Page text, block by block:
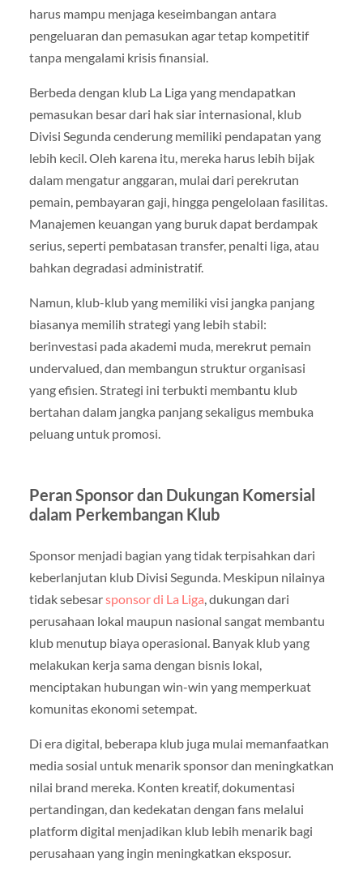
harus mampu menjaga keseimbangan antara
pengeluaran dan pemasukan agar tetap kompetitif
tanpa mengalami krisis finansial.
Berbeda dengan klub La Liga yang mendapatkan
pemasukan besar dari hak siar internasional, klub
Divisi Segunda cenderung memiliki pendapatan yang
lebih kecil. Oleh karena itu, mereka harus lebih bijak
dalam mengatur anggaran, mulai dari perekrutan
pemain, pembayaran gaji, hingga pengelolaan fasilitas.
Manajemen keuangan yang buruk dapat berdampak
serius, seperti pembatasan transfer, penalti liga, atau
bahkan degradasi administratif.
Namun, klub-klub yang memiliki visi jangka panjang
biasanya memilih strategi yang lebih stabil:
berinvestasi pada akademi muda, merekrut pemain
undervalued, dan membangun struktur organisasi
yang efisien. Strategi ini terbukti membantu klub
bertahan dalam jangka panjang sekaligus membuka
peluang untuk promosi.
Peran Sponsor dan Dukungan Komersial
dalam Perkembangan Klub
Sponsor menjadi bagian yang tidak terpisahkan dari
keberlanjutan klub Divisi Segunda. Meskipun nilainya
tidak sebesarsponsor di La Liga, dukungan dari
perusahaan lokal maupun nasional sangat membantu
klub menutup biaya operasional. Banyak klub yang
melakukan kerja sama dengan bisnis lokal,
menciptakan hubungan win-win yang memperkuat
komunitas ekonomi setempat.
Di era digital, beberapa klub juga mulai memanfaatkan
media sosial untuk menarik sponsor dan meningkatkan
nilai brand mereka. Konten kreatif, dokumentasi
pertandingan, dan kedekatan dengan fans melalui
platform digital menjadikan klub lebih menarik bagi
perusahaan yang ingin meningkatkan eksposur.